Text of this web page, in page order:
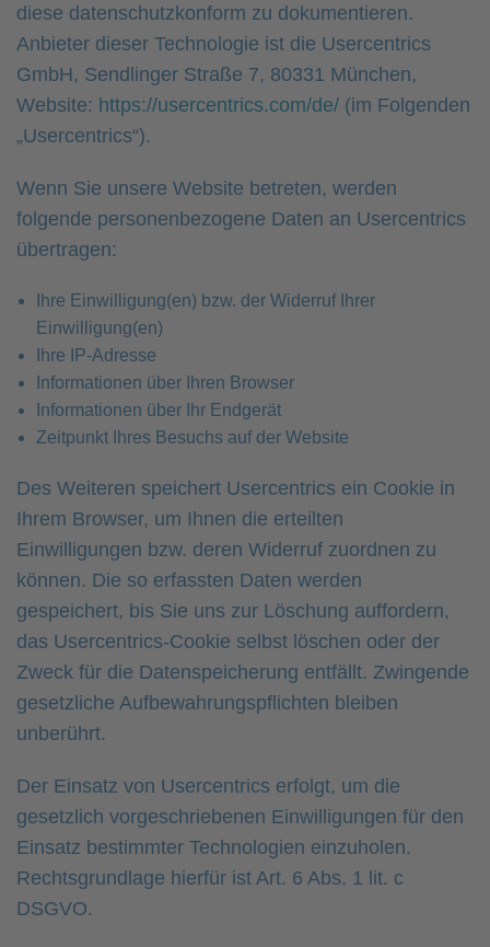
diese datenschutzkonform zu dokumentieren.
Anbieter dieser Technologie ist die Usercentrics
GmbH, Sendlinger Straße 7, 80331 München,
Website: https://usercentrics.com/de/ (im Folgenden
„Usercentrics“).
Wenn Sie unsere Website betreten, werden
folgende personenbezogene Daten an Usercentrics
übertragen:
Ihre Einwilligung(en) bzw. der Widerruf Ihrer
Einwilligung(en)
Ihre IP-Adresse
Informationen über Ihren Browser
Informationen über Ihr Endgerät
Zeitpunkt Ihres Besuchs auf der Website
Des Weiteren speichert Usercentrics ein Cookie in
Ihrem Browser, um Ihnen die erteilten
Einwilligungen bzw. deren Widerruf zuordnen zu
können. Die so erfassten Daten werden
gespeichert, bis Sie uns zur Löschung auffordern,
das Usercentrics-Cookie selbst löschen oder der
Zweck für die Datenspeicherung entfällt. Zwingende
gesetzliche Aufbewahrungspflichten bleiben
unberührt.
Der Einsatz von Usercentrics erfolgt, um die
gesetzlich vorgeschriebenen Einwilligungen für den
Einsatz bestimmter Technologien einzuholen.
Rechtsgrundlage hierfür ist Art. 6 Abs. 1 lit. c
DSGVO.